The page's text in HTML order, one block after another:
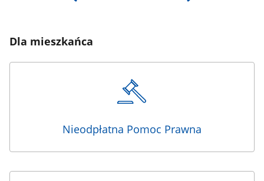
Dla mieszkańca
Nieodpłatna Pomoc Prawna